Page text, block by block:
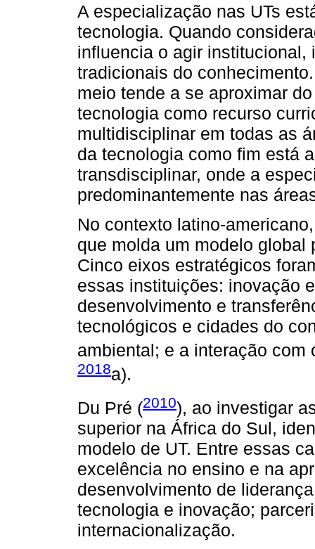
A especialização nas UTs
tecnologia. Quando
influencia o agir institucional,
tradicionais do
meio tende a se aproximar
tecnologia como recurso
multidisciplinar em todas as
da tecnologia como fim está
transdisciplinar, onde a
predominantemente nas
No contexto latino-
que molda um modelo global
Cinco eixos estratégicos
essas instituições: inovação
desenvolvimento e
tecnológicos e cidades do
ambiental; e a interação
2018a).
Du Pré (2010), ao investigar
superior na África do Sul,
modelo de UT. Entre essas
excelência no ensino e na
desenvolvimento de
tecnologia e inovação;
internacionalização.